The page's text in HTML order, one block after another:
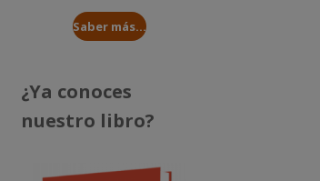
Saber más...
¿Ya conoces
nuestro libro?